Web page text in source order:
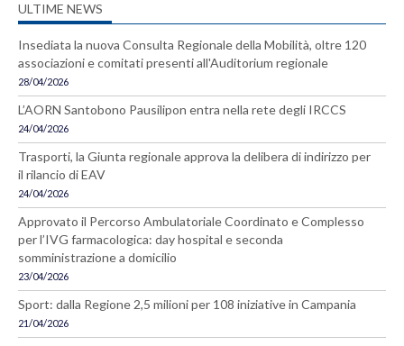
ULTIME NEWS
Insediata la nuova Consulta Regionale della Mobilità, oltre 120
associazioni e comitati presenti all'Auditorium regionale
28/04/2026
L’AORN Santobono Pausilipon entra nella rete degli IRCCS
24/04/2026
Trasporti, la Giunta regionale approva la delibera di indirizzo per
il rilancio di EAV
24/04/2026
Approvato il Percorso Ambulatoriale Coordinato e Complesso
per l’IVG farmacologica: day hospital e seconda
somministrazione a domicilio
23/04/2026
Sport: dalla Regione 2,5 milioni per 108 iniziative in Campania
21/04/2026